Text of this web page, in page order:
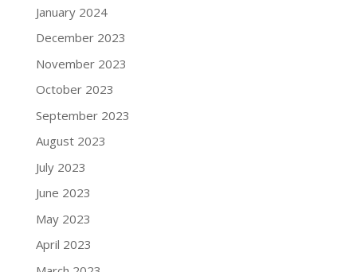
January 2024
December 2023
November 2023
October 2023
September 2023
August 2023
July 2023
June 2023
May 2023
April 2023